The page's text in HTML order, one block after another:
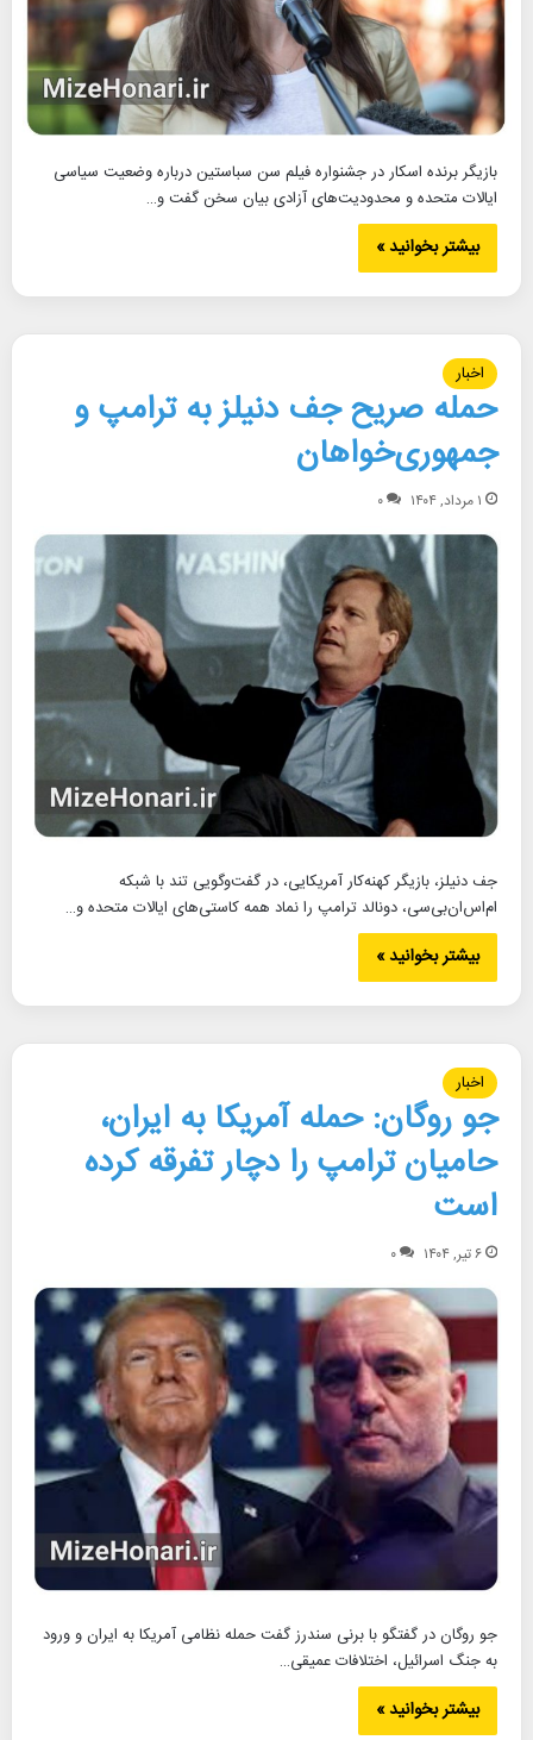
بازیگر برنده اسکار در جشنواره فیلم سن سباستین درباره وضعیت سیاسی
ایالات متحده و محدودیت‌های آزادی بیان سخن گفت و…
بیشتر بخوانید »
اخبار
حمله صریح جف دنیلز به ترامپ و
جمهوری‌خواهان
۱ مرداد, ۱۴۰۴ ۰
جف دنیلز، بازیگر کهنه‌کار آمریکایی، در گفت‌وگویی تند با شبکه
ام‌اس‌ان‌بی‌سی، دونالد ترامپ را نماد همه کاستی‌های ایالات متحده و…
بیشتر بخوانید »
اخبار
جو روگان: حمله آمریکا به ایران،
حامیان ترامپ را دچار تفرقه کرده
است
۶ تیر, ۱۴۰۴ ۰
جو روگان در گفتگو با برنی سندرز گفت حمله نظامی آمریکا به ایران و ورود
به جنگ اسرائیل، اختلافات عمیقی…
بیشتر بخوانید »